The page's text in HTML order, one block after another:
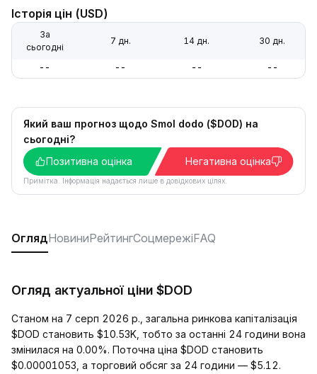
Історія цін (USD)
За
сьогодні
7 дн. 14 дн. 30 дн.
-- -- -- --
Який ваш прогноз щодо Smol dodo ($DOD) на
сьогодні?
Позитивна оцінка
Негативна оцінка
Примітка. Інформація надається лише в довідкових цілях.
ОглядНовиниРейтингСоцмережіFAQ
Огляд актуальної ціни $DOD
Станом на 7 серп 2026 р., загальна ринкова капіталізація
$DOD становить $10.53K, тобто за останні 24 години вона
змінилася на 0.00%. Поточна ціна $DOD становить
$0.00001053, а торговий обсяг за 24 години — $5.12.